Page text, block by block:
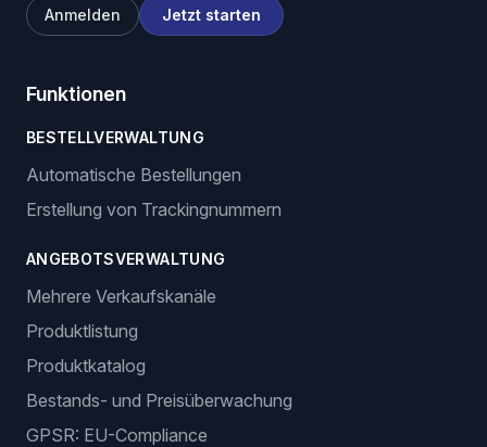
Anmelden Jetzt starten
Funktionen
BESTELLVERWALTUNG
Automatische Bestellungen
Erstellung von Trackingnummern
ANGEBOTSVERWALTUNG
Mehrere Verkaufskanäle
Produktlistung
Produktkatalog
Bestands- und Preisüberwachung
GPSR: EU-Compliance